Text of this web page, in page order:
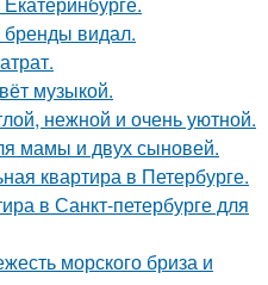
видал.
музыкой.
нежной и очень уютной.
мамы и двух сыновей.
квартира в Петербурге.
в Санкт-петербурге для
морского бриза и